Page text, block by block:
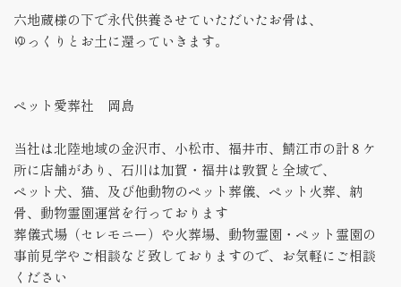
六地蔵様の下で永代供養させていただいたお骨は、
ゆっくりとお土に還っていきます。
ペット愛葬社 岡島
当社は北陸地域の金沢市、小松市、福井市、鯖江市の計８ケ
所に店舗があり、石川は加賀・福井は敦賀と全域で、
ペット犬、猫、及び他動物のペット葬儀、ペット火葬、納
骨、動物霊園運営を行っております
葬儀式場（セレモニー）や火葬場、動物霊園・ペット霊園の
事前見学やご相談など致しておりますので、お気軽にご相談
ください